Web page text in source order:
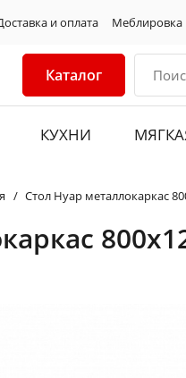
и оплата Меблировка
Каталог
КУХНИ
Стол Нуар металлокаркас